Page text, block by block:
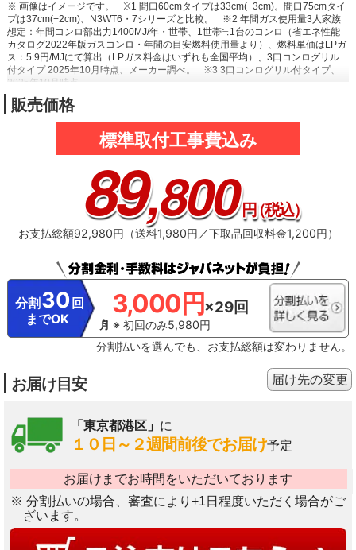
※ 画像はイメージです。
※1 間口60cmタイプは33cm(+3cm)。間口75cmタイ
プは37cm(+2cm)、N3WT6・7シリーズと比較。
※2 年間ガス使用量3人家族
想定：年間コンロ部出力1400MJ/年・世帯、1世帯≒1台のコンロ（省エネ性能
カタログ2022年版ガスコンロ・年間の目安燃料使用量より）、燃料単価はLPガ
ス：5.9円/MJにて算出（LPガス料金はいずれも全国平均）、3口コンログリル
付タイプ 2025年10月時点、メーカー調べ。
※3 3口コンログリル付タイプ、
2025年10月時点。
販売価格
標準取付工事費込み
89,800円（税込）
お支払総額92,980円（送料1,980円／下取品回収料金1,200円）
分割 30 回
までOK
3,000円×29回
※ 初回のみ5,980円
分割払いを選んでも、お支払総額は変わりません。
お届け目安
「東京都港区」 に
１０日～２週間前後でお届け予定
お届けまでお時間をいただいております
※ 分割払いの場合、審査により+1日程度いただく場合がご
ざいます。
届け先の変更